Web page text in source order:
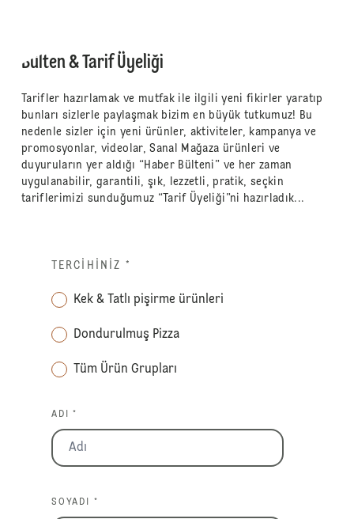
Bülten & Tarif Üyeliği
Tarifler hazırlamak ve mutfak ile ilgili yeni fikirler yaratıp
bunları sizlerle paylaşmak bizim en büyük tutkumuz! Bu
nedenle sizler için yeni ürünler, aktiviteler, kampanya ve
promosyonlar, videolar, Sanal Mağaza ürünleri ve
duyuruların yer aldığı “Haber Bülteni” ve her zaman
uygulanabilir, garantili, şık, lezzetli, pratik, seçkin
tariflerimizi sunduğumuz “Tarif Üyeliği”ni hazırladık...
TERCIHINIZ *
Kek & Tatlı pişirme ürünleri
Dondurulmuş Pizza
Tüm Ürün Grupları
ADI *
SOYADI *